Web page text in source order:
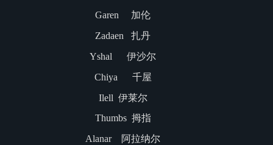
Garen 加伦
Zadaen 扎丹
Yshal 伊沙尔
Chiya 千屋
Ilell 伊莱尔
Thumbs 拇指
Alanar 阿拉纳尔